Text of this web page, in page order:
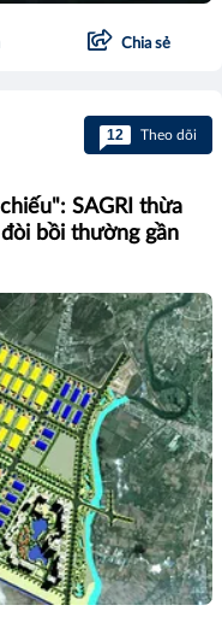
Chia sẻ
12 Theo dõi
SAGRI thừa
bồi thường gần